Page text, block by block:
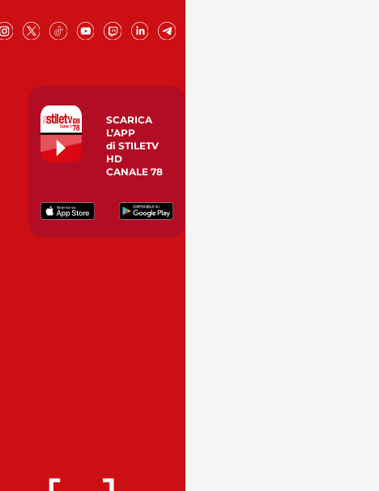
SCARICA
L’APP
di STILETV
HD
CANALE 78